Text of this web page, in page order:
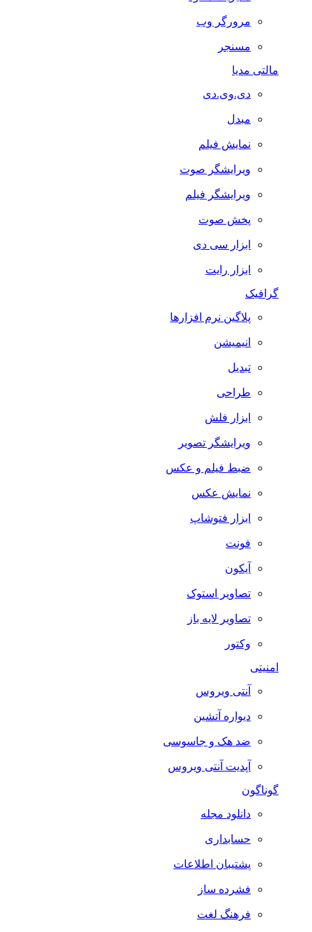
مرورگر وب
مسنجر
مالتی مدیا
دی.وی.دی
مبدل
نمایش فیلم
ویرایشگر صوت
ویرایشگر فیلم
پخش صوت
ابزار سی دی
ابزار رایت
گرافیک
پلاگین نرم افزارها
انیمیشن
تبدیل
طراحی
ابزار فلش
ویرایشگر تصویر
ضبط فيلم و عكس
نمایش عکس
ابزار فتوشاپ
فونت
آیکون
تصاویر استوک
تصاویر لایه باز
وکتور
امنیتی
آنتی ویروس
دیواره آتشین
ضد هک و جاسوسی
آپدیت آنتی ویروس
گوناگون
دانلود مجله
حسابداری
پشتیبان اطلاعات
فشرده ساز
فرهنگ لغت